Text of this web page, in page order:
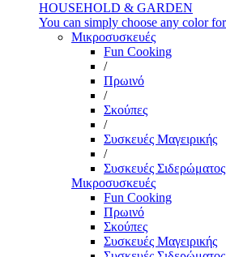
HOUSEHOLD & GARDEN
You can simply choose any color
Μικροσυσκευές
Fun Cooking
/
Πρωινό
/
Σκούπες
/
Συσκευές Μαγειρικής
/
Συσκευές Σιδερώματος
Μικροσυσκευές
Fun Cooking
Πρωινό
Σκούπες
Συσκευές Μαγειρικής